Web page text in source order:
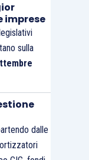
imprese
sulla
dalle